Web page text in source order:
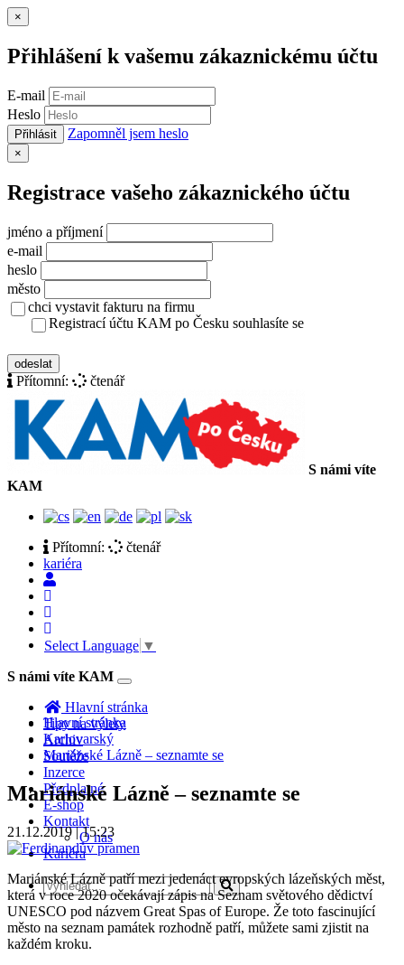
×
Přihlášení k vašemu zákaznickému účtu
E-mail
Heslo
Přihlásit Zapomněl jsem heslo
×
Registrace vašeho zákaznického účtu
jméno a příjmení
e-mail
heslo
město
chci vystavit fakturu na firmu
Registrací účtu KAM po Česku souhlasíte se
odeslat
Přítomní: čtenář
S námi víte
KAM
Přítomní:
čtenář
kariéra
Select Language ▼
S námi víte KAM
Toggle
navigation
Hlavní stránka
Tipy na výlety
Archiv
Soutěže
Inzerce
Předplatné
E-shop
Kontakt
O nás
Kariéra
Hlavní stránka
Karlovarský
Mariánské Lázně – seznamte se
Mariánské Lázně – seznamte se
21.12.2019 | 15:23
Mariánské Lázně patří mezi jedenáct evropských lázeňských měst,
která v roce 2020 očekávají zápis na Seznam světového dědictví
UNESCO pod názvem Great Spas of Europe. Že toto fascinující
město na seznam památek rozhodně patří, můžete sami zjistit na
každém kroku.